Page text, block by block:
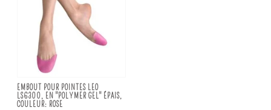
EMBOUT POUR POINTES LEO
LS6300, EN "POLYMER GEL" ÉPAIS,
COULEUR: ROSE